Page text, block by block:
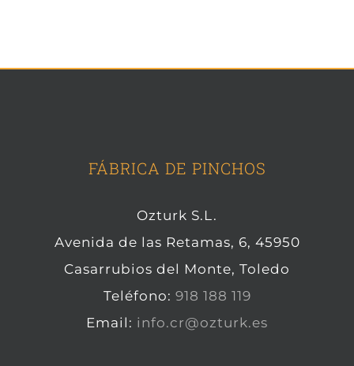
FÁBRICA DE PINCHOS
Ozturk S.L.
Avenida de las Retamas, 6, 45950
Casarrubios del Monte, Toledo
Teléfono: 918 188 119
Email: info.cr@ozturk.es